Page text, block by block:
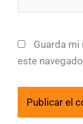
Guarda
este